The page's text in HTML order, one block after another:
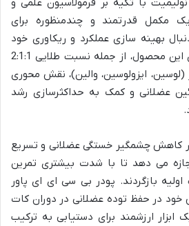
مکمل قدرتمند و چندمنظوره برای
بهینه سازی عملکرد و ریکاوری خود
هستند. ویژگی های کلیدی این محصول، از جمله نسبت طلایی 2:1:1
ایزولوسین، والین)، نقش محوری
عضلانی و کمک به حداکثرسازی رشد
در کاهش چشمگیر خستگی عضلانی و تسریع
می دهد تا با شدت بیشتری تمرین
بازگردند. پودر بی سی ای ای پاور
در حفظ توده عضلانی در دوران کات
ارزشمند برای دستیابی به ترکیب